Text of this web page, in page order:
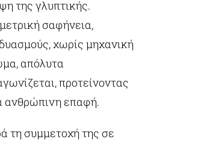
της γλυπτικής.
σαφήνεια,
χωρίς μηχανική
απόλυτα
προτείνοντας
ανθρώπινη επαφή.
τη συμμετοχή της σε